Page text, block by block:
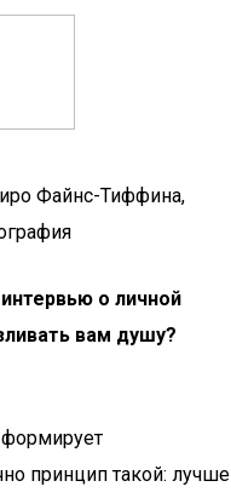
Файнс-Тиффина,
о личной
вам душу?
принцип такой: лучше